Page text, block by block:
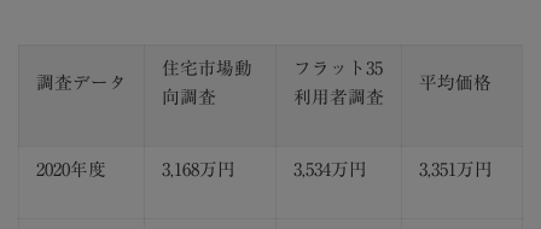
調査データ
住宅市場動
向調査
フラット 35
利用者調査
平均価格
2020年度 3,168万円 3,534万円 3,351 万円